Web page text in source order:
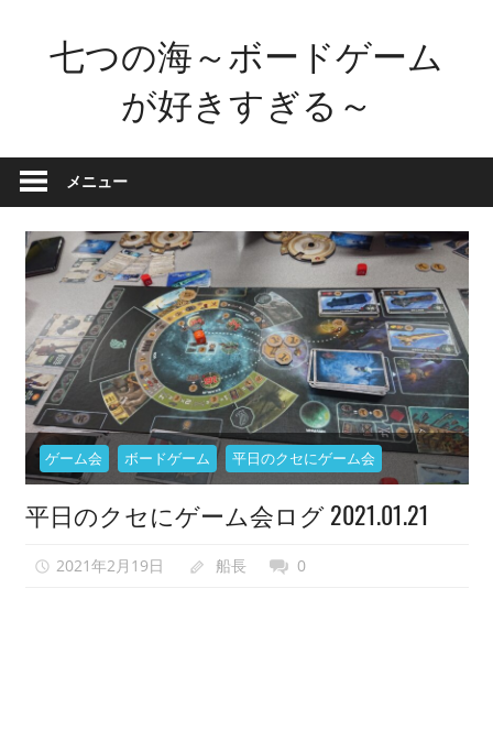
へ
キ
七つの海～ボードゲーム
が好きすぎる～
ー
ド
ゲ
が
好
き
す
ぎ
た
せ
い
異
メニュー
ゲーム会 ボードゲーム 平日のクセにゲーム会
平日のクセにゲーム会ログ 2021.01.21
2021年2月19日 船長 0